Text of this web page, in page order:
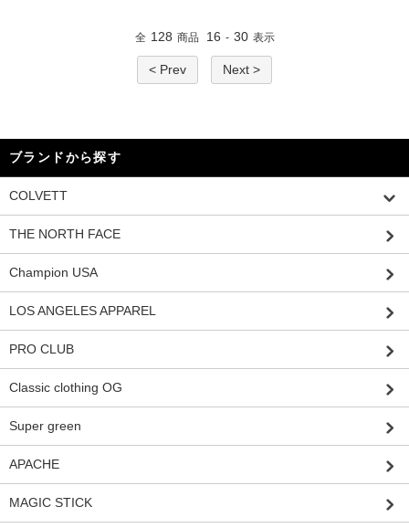
全 128 商品 16 - 30 表示
< Prev Next >
ブランドから探す
COLVETT
THE NORTH FACE
Champion USA
LOS ANGELES APPAREL
PRO CLUB
Classic clothing OG
Super green
APACHE
MAGIC STICK